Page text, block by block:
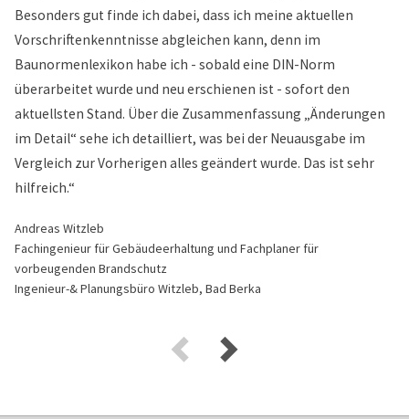
Besonders gut finde ich dabei, dass ich meine aktuellen
Vorschriftenkenntnisse abgleichen kann, denn im
Baunormenlexikon habe ich - sobald eine DIN-Norm
überarbeitet wurde und neu erschienen ist - sofort den
aktuellsten Stand. Über die Zusammenfassung „Änderungen
im Detail“ sehe ich detailliert, was bei der Neuausgabe im
Vergleich zur Vorherigen alles geändert wurde. Das ist sehr
hilfreich.“
Andreas Witzleb
Fachingenieur für Gebäudeerhaltung und Fachplaner für
vorbeugenden Brandschutz
Ingenieur-& Planungsbüro Witzleb, Bad Berka